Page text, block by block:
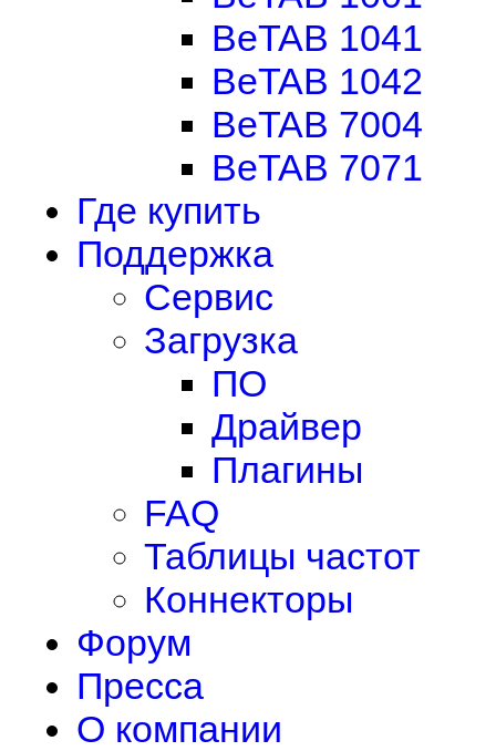
BeTAB 1041
BeTAB 1042
BeTAB 7004
BeTAB 7071
Где купить
Поддержка
Сервис
Загрузка
ПО
Драйвер
Плагины
FAQ
Таблицы частот
Коннекторы
Форум
Пресса
О компании